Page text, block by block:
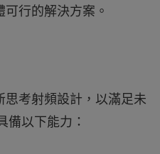
行的解決方案。
考射頻設計，以滿足未
備以下能力：